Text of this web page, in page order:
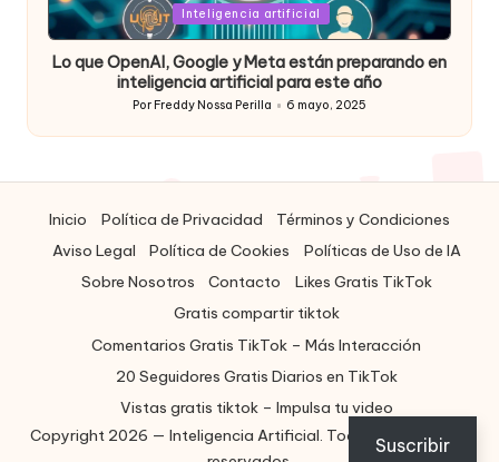
in
Inteligencia artificial
Lo que OpenAI, Google y Meta están preparando en
inteligencia artificial para este año
Publicado
por
Por Freddy Nossa Perilla 6 mayo, 2025
Inicio Política de Privacidad
Términos y Condiciones
Aviso Legal
Política de Cookies
Políticas de Uso de IA
Sobre Nosotros
Contacto
Likes Gratis TikTok
Gratis compartir tiktok
Comentarios Gratis TikTok – Más Interacción
20 Seguidores Gratis Diarios en TikTok
Vistas gratis tiktok – Impulsa tu video
Copyright 2026 — Inteligencia Artificial. Todos los derechos
Suscribir
ES